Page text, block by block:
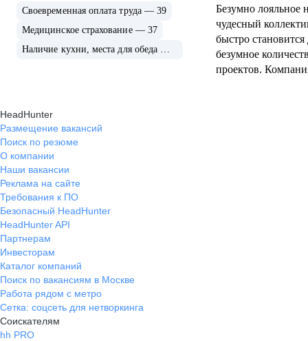
Своевременная оплата труда — 39
Медицинское страхование — 37
Наличие кухни, места для обеда — 31
Безумно лояльное
чудесный
быстро
безумное
проектов.
HeadHunter
Размещение вакансий
Поиск по резюме
О компании
Наши вакансии
Реклама на сайте
Требования к ПО
Безопасный HeadHunter
HeadHunter API
Партнерам
Инвесторам
Каталог компаний
Поиск по вакансиям в Москве
Работа рядом с метро
Сетка: соцсеть для нетворкинга
Соискателям
hh PRO